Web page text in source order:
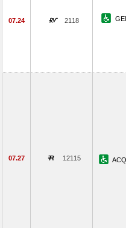
07.24 2118
07.27 12115